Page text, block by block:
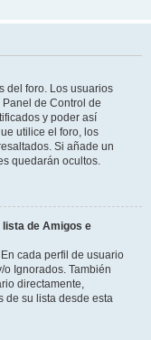
del foro. Los usuarios
de Control de
y poder así
utilice el foro, los
Si añade un
quedarán ocultos.
de Amigos e
cada perfil de usuario
Ignorados. También
directamente,
de su lista desde esta